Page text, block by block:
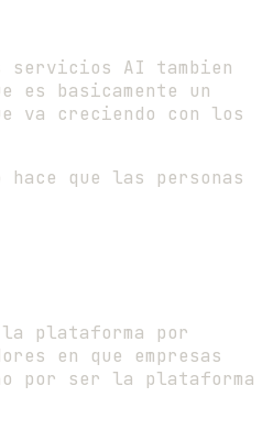
servicios AI tambien
es basicamente un
va creciendo con los
que las personas
la plataforma por
en que empresas
por ser la plataforma